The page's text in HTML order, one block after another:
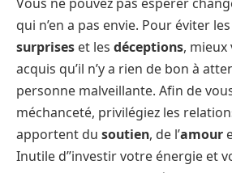
qui n’en a pas envie. Pour éviter les
surprises et les déceptions,
acquis qu’il n’y a rien de bon à
personne malveillante. Afin de
méchanceté, privilégiez les
apportent du soutien, de l’amour
Inutile d’’investir votre énergie et